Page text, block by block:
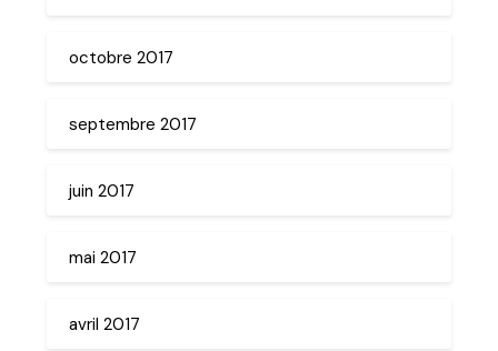
octobre 2017
septembre 2017
juin 2017
mai 2017
avril 2017